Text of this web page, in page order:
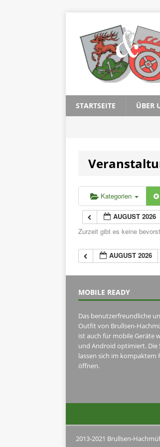
STARTSEITE ÜBER
Kategorien
AUGUST 2026
Zurzeit gibt es keine
AUGUST 2026
MOBILE READY
Das benutzerfreundliche
Outfit von Brullsen-
ist auch für mobile Geräte
und Android optimiert. Die
lassen sich im kompaktem
öffnen.
2013-2021 Brullsen-